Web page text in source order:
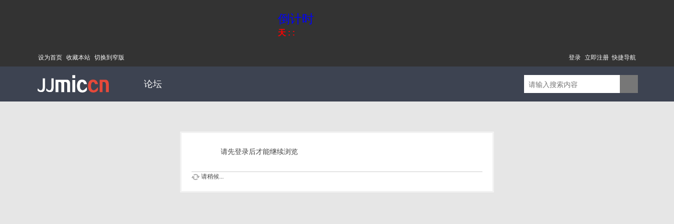
倒计时
天 : :
设为首页 收藏本站 切换到窄版 快捷导航
登录 立即注册
论坛
请先登录后才能继续浏览
请稍候...